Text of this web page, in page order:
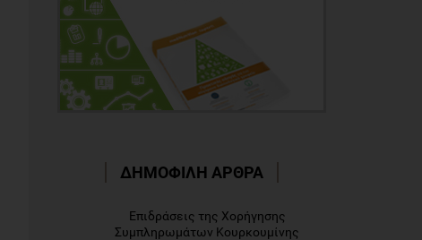
ΔΗΜΟΦΙΛΗ ΑΡΘΡΑ
Επιδράσεις της Χορήγησης
Συμπληρωμάτων Κουρκουμίνης